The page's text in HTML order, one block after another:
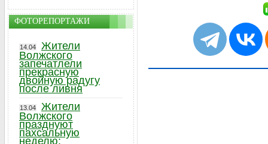
ФОТОРЕПОРТАЖИ
14.04
Жители
Волжского
запечатлели
прекрасную
двойную радугу
после ливня
13.04
Жители
Волжского
празднуют
пахсальную
неделю: